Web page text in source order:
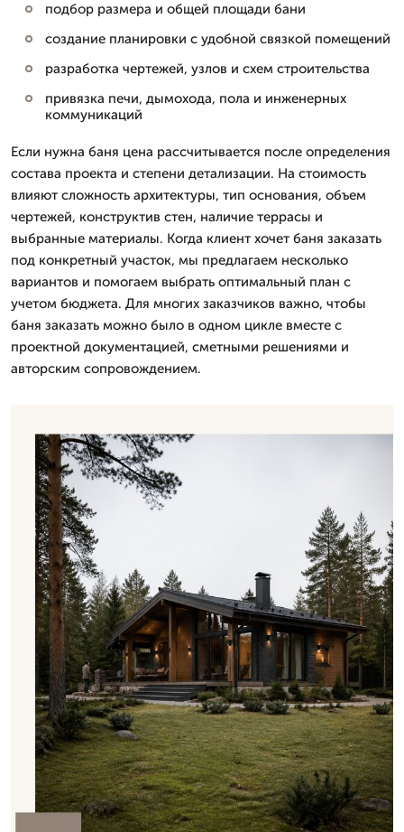
подбор размера и общей площади бани
создание планировки с удобной связкой помещений
разработка чертежей, узлов и схем строительства
привязка печи, дымохода, пола и инженерных
коммуникаций
Если нужна баня цена рассчитывается после определения
состава проекта и степени детализации. На стоимость
влияют сложность архитектуры, тип основания, объем
чертежей, конструктив стен, наличие террасы и
выбранные материалы. Когда клиент хочет баня заказать
под конкретный участок, мы предлагаем несколько
вариантов и помогаем выбрать оптимальный план с
учетом бюджета. Для многих заказчиков важно, чтобы
баня заказать можно было в одном цикле вместе с
проектной документацией, сметными решениями и
авторским сопровождением.